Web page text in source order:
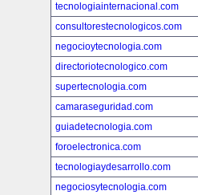
tecnologiainternacional.com
consultorestecnologicos.com
negocioytecnologia.com
directoriotecnologico.com
supertecnologia.com
camaraseguridad.com
guiadetecnologia.com
foroelectronica.com
tecnologiaydesarrollo.com
negociosytecnologia.com